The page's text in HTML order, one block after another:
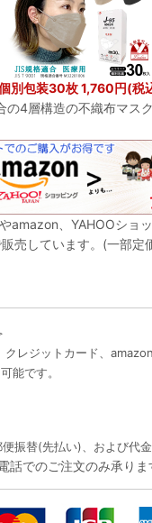
別包装30枚 1,760円(税
4層構造の不織布マス
amazon、YAHOOショ
売しています。(一部定
レジットカード、
能です。
振替(先払い)、および代
話でのご注文のみ承りま